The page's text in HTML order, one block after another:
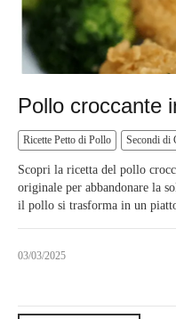
Pollo croccante
Ricette Petto di Pollo Secondi di
Scopri la ricetta del pollo
originale per abbandonare la
il pollo si trasforma in un
03/03/2025